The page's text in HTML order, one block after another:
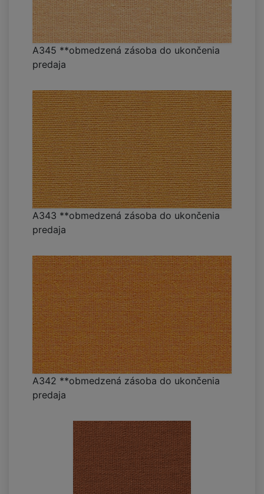
A345 **obmedzená zásoba do ukončenia
predaja
A343 **obmedzená zásoba do ukončenia
predaja
A342 **obmedzená zásoba do ukončenia
predaja